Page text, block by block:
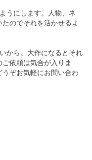
うにします。人物、ネ
のでそれを活かせるよ
から。大作になるとそれ
依頼は気合が入りま
ぞお気軽にお問い合わ